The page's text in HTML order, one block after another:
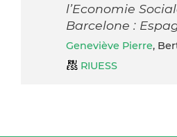
l’Economie
Barcelone :
Geneviève Pierre,
RIUESS